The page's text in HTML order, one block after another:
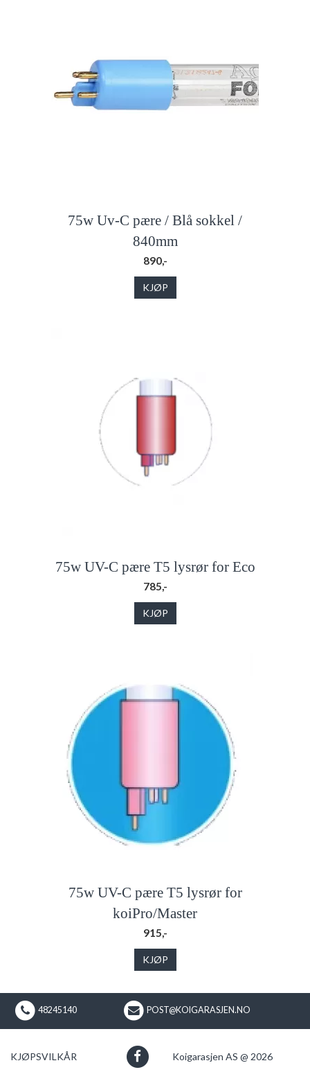
75w Uv-C pære / Blå sokkel /
840mm
890,-
KJØP
75w UV-C pære T5 lysrør for Eco
785,-
KJØP
75w UV-C pære T5 lysrør for
koiPro/Master
915,-
KJØP
48245140 POST@KOIGARASJEN.NO
KJØPSVILKÅR Koigarasjen AS @ 2026